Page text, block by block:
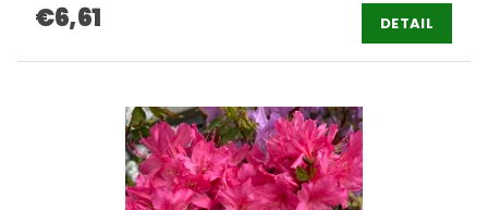
€6,61 DETAIL